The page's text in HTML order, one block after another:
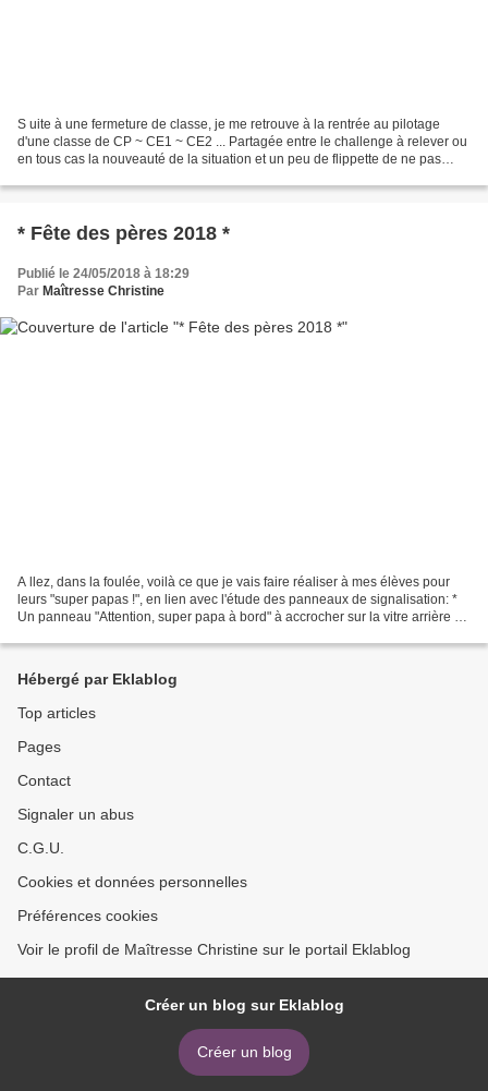
S uite à une fermeture de classe, je me retrouve à la rentrée au pilotage
d'une classe de CP ~ CE1 ~ CE2 ... Partagée entre le challenge à relever ou
en tous cas la nouveauté de la situation et un peu de flippette de ne pas
* Fête des pères 2018 *
Publié le 24/05/2018 à 18:29
Par Maîtresse Christine
A llez, dans la foulée, voilà ce que je vais faire réaliser à mes élèves pour
leurs "super papas !", en lien avec l'étude des panneaux de signalisation: *
Un panneau "Attention, super papa à bord" à accrocher sur la vitre arrière de
Hébergé par Eklablog
Top articles
Pages
Contact
Signaler un abus
C.G.U.
Cookies et données personnelles
Préférences cookies
Voir le profil de Maîtresse Christine sur le portail Eklablog
Créer un blog sur Eklablog
Créer un blog